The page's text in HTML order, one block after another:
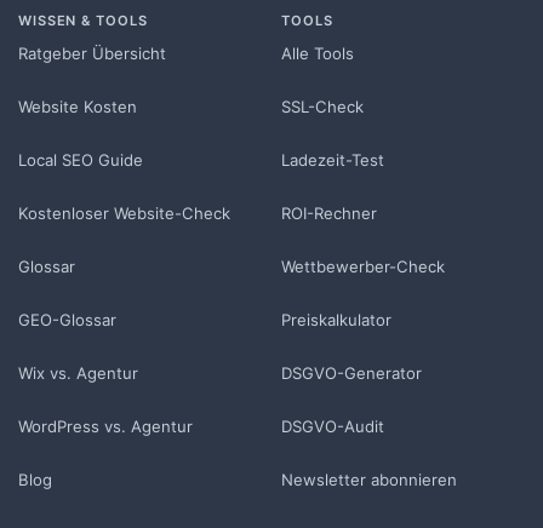
WISSEN & TOOLS
Ratgeber Übersicht
Website Kosten
Local SEO Guide
Kostenloser Website-Check
Glossar
GEO-Glossar
Wix vs. Agentur
WordPress vs. Agentur
Blog
TOOLS
Alle Tools
SSL-Check
Ladezeit-Test
ROI-Rechner
Wettbewerber-Check
Preiskalkulator
DSGVO-Generator
DSGVO-Audit
Newsletter abonnieren